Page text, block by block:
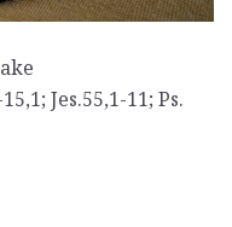
Jes.55,1-11; Ps.